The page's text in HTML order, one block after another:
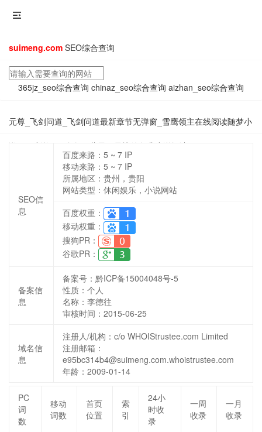
suimeng.com SEO综合查询
365jz_seo综合查询 chinaz_seo综合查询 aizhan_seo综合查询
元尊_飞剑问道_飞剑问道最新章节无弹窗_雪鹰领主在线阅读随梦小
说网 - 小说TXT全集下载最好最快的免费小说阅读网
SEO信
息
百度来路： 5 ~ 7 IP
移动来路： 5 ~ 7 IP
所属地区：贵州，贵阳
网站类型：休闲娱乐，小说网站
百度权重：
移动权重：
搜狗PR：
谷歌PR：
备案信
息
备案号：黔ICP备15004048号-5
性质： 个人
名称： 李德往
审核时间： 2015-06-25
域名信
息
注册人/机构：c/o WHOIStrustee.com Limited
注册邮箱：
e95bc314b4@suimeng.com.whoistrustee.com
年龄：2009-01-14
PC
词
数
移动
词数
首页
位置
索
引
24小
时收
录
一周
收录
一月
收录